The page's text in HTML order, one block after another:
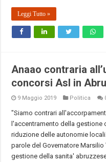
Leggi Tutto »
Anaao contraria
concorsi Asl in
9 Maggio 2019 Politica
"Siamo contrari
l'accentramento della
riduzione delle autonomie
parole del Governatore
gestione della sanita'